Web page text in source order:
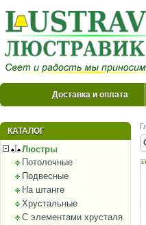
Доставка и оплата
КАТАЛОГ
Люстры
Потолочные
Подвесные
На штанге
Хрустальные
С элементами хрусталя